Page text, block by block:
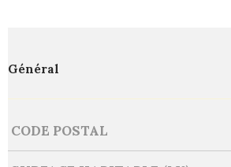
Général
Caractérisque Valeurs
CODE POSTAL